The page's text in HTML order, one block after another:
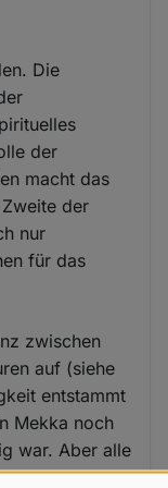
Die
der
macht das
der
nur
für das
zwischen
auf (siehe
entstammt
Mekka noch
war. Aber alle
damit